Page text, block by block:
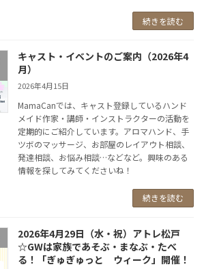
続きを読む
キャスト・イベントのご案内（2026年4
月）
2026年4月15日
MamaCanでは、キャスト登録しているハンド
メイド作家・講師・インストラクターの活動を
定期的にご紹介しています。アロマハンド、手
ツボのマッサージ、お部屋のレイアウト相談、
発達相談、お悩み相談…などなど。興味のある
情報を探してみてくださいね！
続きを読む
2026年4月29日（水・祝）アトレ松戸
☆GWは家族であそぶ・まなぶ・たべ
る！「ぎゅぎゅっと ウィーク」開催！